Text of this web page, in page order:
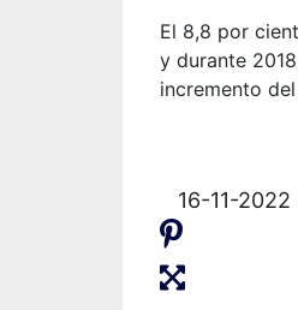
El 8,8 por
y durante
incremento
16-11-2022